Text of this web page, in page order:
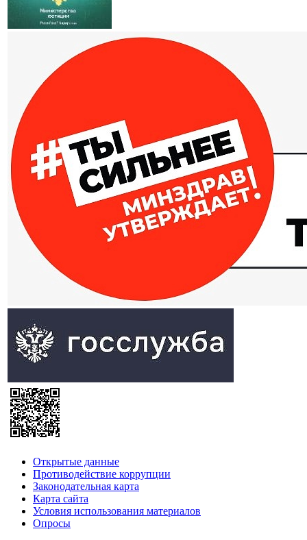
Открытые данные
Противодействие коррупции
Законодательная карта
Карта сайта
Условия использования материалов
Опросы